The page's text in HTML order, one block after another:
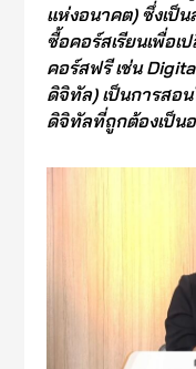
แห่งอนาคต) ซึ่งเป็
ซื้อคอร์สเรียนเพื่อเ
คอร์สฟรี เช่น
ดิจิทัล) เป็นการสอน
ดิจิทัลที่ถูกต้องเป็นอ